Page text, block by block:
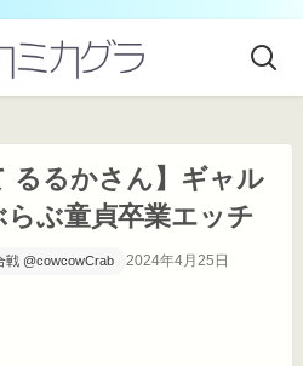
るるかさん】ギャル
ぶ童貞卒業エッチ
戦 @cowcowCrab 2024年4月25日